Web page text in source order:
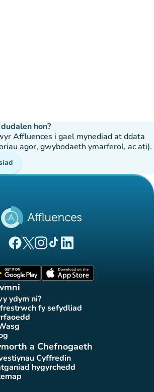
hon?
Affluences i gael mynediad at ddata
agor, gwybodaeth ymarferol, ac ati).
(tab newydd)
(tab newydd)
(tab newydd)
(tab newydd)
(tab newydd)
ydym ni?
(tab newydd)
fy sefydliad
(tab newydd)
(tab newydd)
(tab newydd)
newydd)
a Chefnogaeth
Cyffredin
(tab newydd)
hygyrchedd
(tab newydd)
(tab newydd)